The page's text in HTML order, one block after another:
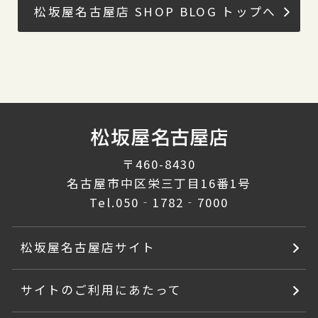
松坂屋名古屋店 SHOP BLOG トップへ
〒460-8430
名古屋市中区栄三丁目16番1号
Tel.050‐1782‐7000
松坂屋名古屋店サイト
サイトのご利用にあたって